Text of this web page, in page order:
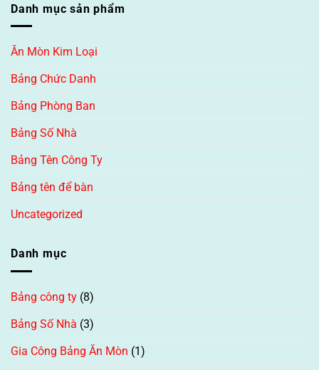
Danh mục sản phẩm
Ăn Mòn Kim Loại
Bảng Chức Danh
Bảng Phòng Ban
Bảng Số Nhà
Bảng Tên Công Ty
Bảng tên để bàn
Uncategorized
Danh mục
Bảng công ty (8)
Bảng Số Nhà (3)
Gia Công Bảng Ăn Mòn (1)